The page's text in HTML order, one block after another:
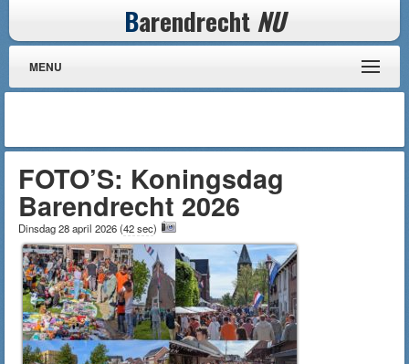
Barendrecht NU
MENU
FOTO’S: Koningsdag
Barendrecht 2026
Dinsdag 28 april 2026(42 sec)